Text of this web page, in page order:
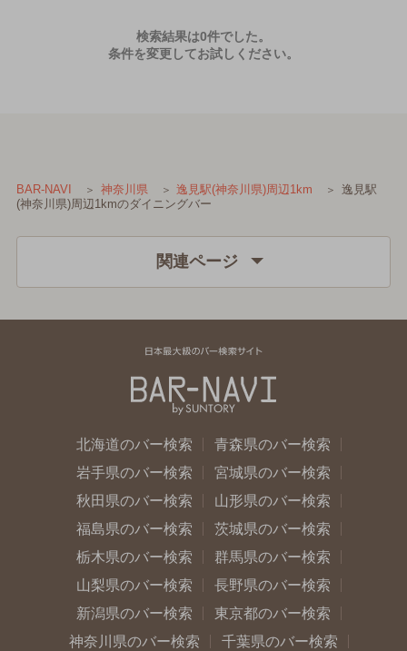
検索結果は0件でした。
条件を変更してお試しください。
BAR-NAVI 神奈川県 逸見駅(神奈川県)周辺1km
逸見駅
(神奈川県)周辺1kmのダイニングバー
関連ページ
北海道のバー検索
青森県のバー検索
岩手県のバー検索
宮城県のバー検索
秋田県のバー検索
山形県のバー検索
福島県のバー検索
茨城県のバー検索
栃木県のバー検索
群馬県のバー検索
山梨県のバー検索
長野県のバー検索
新潟県のバー検索
東京都のバー検索
神奈川県のバー検索
千葉県のバー検索